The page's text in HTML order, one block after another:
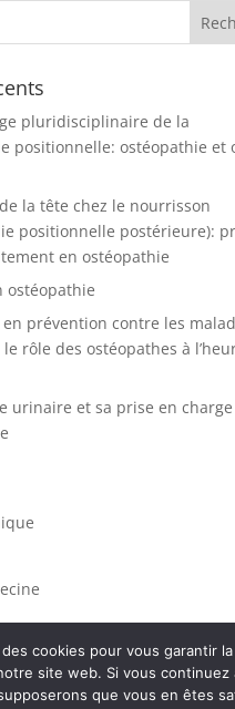
pluridisciplinaire de la
positionnelle: ostéopathie et
la tête chez le nourrisson
positionnelle postérieure):
en ostéopathie
ostéopathie
en prévention contre les
rôle des ostéopathes à
urinaire et sa prise en charge
cookies pour vous garantir
site web. Si vous continuez
que vous en êtes